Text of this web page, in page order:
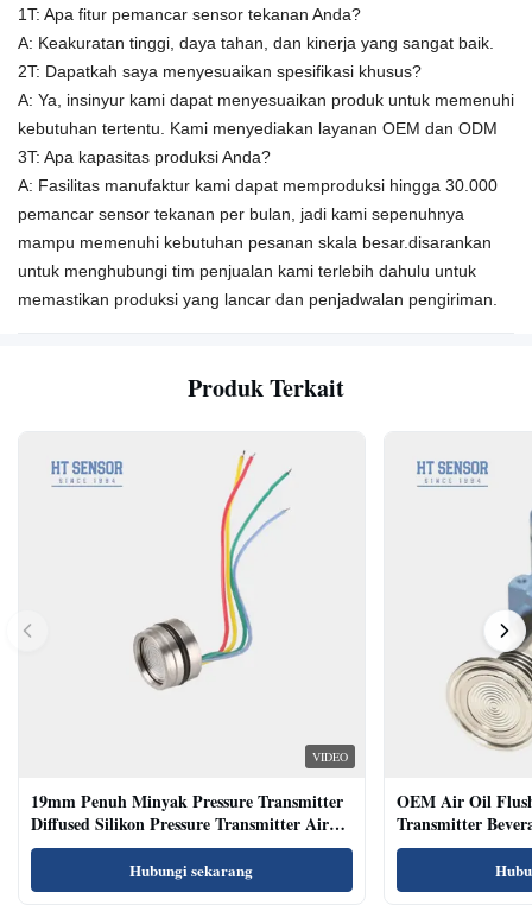
1T: Apa fitur pemancar sensor tekanan Anda?
A: Keakuratan tinggi, daya tahan, dan kinerja yang sangat baik.
2T: Dapatkah saya menyesuaikan spesifikasi khusus?
A: Ya, insinyur kami dapat menyesuaikan produk untuk memenuhi
kebutuhan tertentu. Kami menyediakan layanan OEM dan ODM
3T: Apa kapasitas produksi Anda?
A: Fasilitas manufaktur kami dapat memproduksi hingga 30.000
pemancar sensor tekanan per bulan, jadi kami sepenuhnya
mampu memenuhi kebutuhan pesanan skala besar.disarankan
untuk menghubungi tim penjualan kami terlebih dahulu untuk
memastikan produksi yang lancar dan penjadwalan pengiriman.
Produk Terkait
VIDEO
19mm Penuh Minyak Pressure Transmitter
Diffused Silikon Pressure Transmitter Air
Oil Test
Hubungi sekarang
OEM Air Oil
Transmitter
Sensor